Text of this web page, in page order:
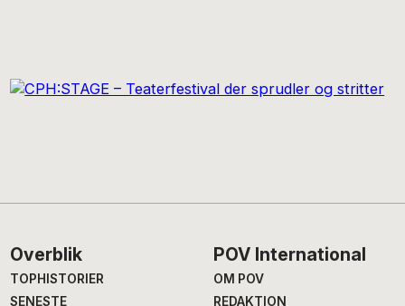
Footer
Overblik
TOPHISTORIER
SENESTE
POV International
OM POV
REDAKTION